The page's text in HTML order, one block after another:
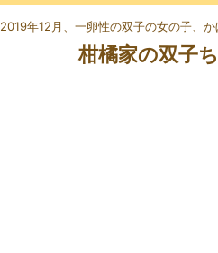
2019年12月、一卵性の双子の女の子、
柑橘家の双子